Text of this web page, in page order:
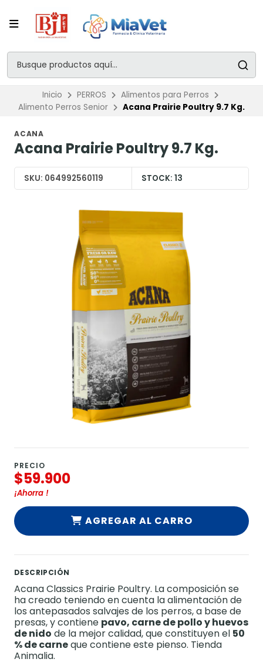
Inicio PERROS
Alimentos para Perros
Alimento Perros Senior
Acana Prairie Poultry 9.7 Kg.
ACANA
Acana Prairie Poultry 9.7 Kg.
SKU: 064992560119 STOCK: 13
PRECIO
$59.900
¡Ahorra !
AGREGAR AL CARRO
DESCRIPCIÓN
Acana Classics Prairie Poultry. La composición se
ha creado teniendo en cuenta la alimentación de
los antepasados salvajes de los perros, a base de
presas, y contiene pavo, carne de pollo y huevos
de nido de la mejor calidad, que constituyen el 50
% de carneque contiene este pienso. Tienda
Animalia.